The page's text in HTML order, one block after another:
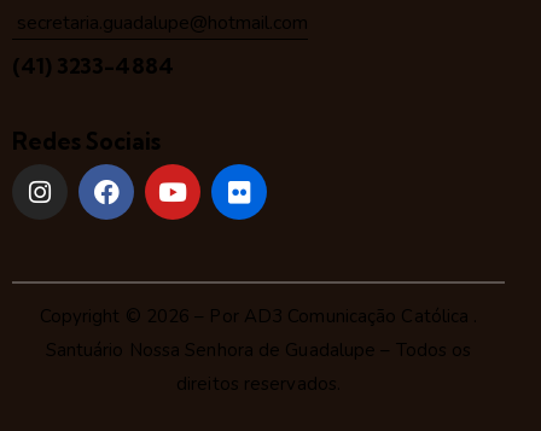
secretaria.guadalupe@hotmail.com
(41) 3233-4884
Redes Sociais
Copyright © 2026 – Por AD3 Comunicação Católica .
Santuário Nossa Senhora de Guadalupe – Todos os
direitos reservados.